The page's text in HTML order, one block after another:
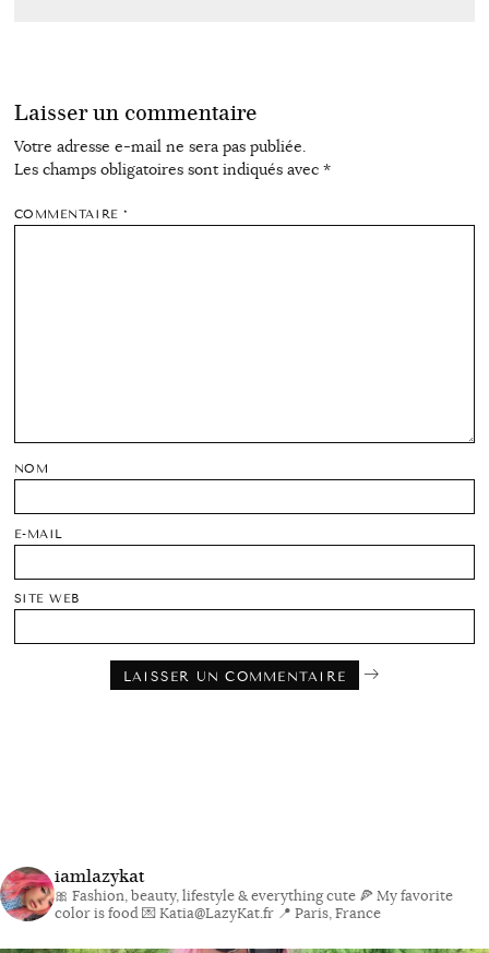
Laisser un commentaire
Votre adresse e-mail ne sera pas publiée.
Les champs obligatoires sont indiqués avec *
COMMENTAIRE*
NOM
E-MAIL
SITE WEB
iamlazykat
🎀 Fashion, beauty, lifestyle & everything cute 🍕 My favorite
color is food💌 Katia@LazyKat.fr 📍 Paris, France